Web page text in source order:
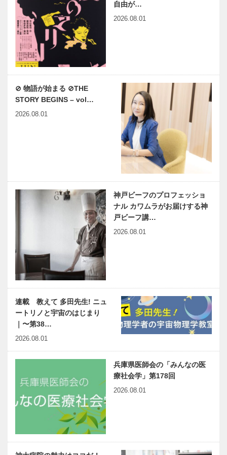
自由が…
2026.08.01
⊘ 物語が始まる ⊘THE
STORY BEGINS – vol…
2026.08.01
神戸ビーフのプロフェッショ
ナル カワムラがお届けする神
戸ビーフ講…
2026.08.01
連載 教えて 多田先生! ニュ
ートリノと宇宙のはじまり
｜〜第38…
2026.08.01
兵庫県医師会の「みんなの医
療社会学」第178回
2026.08.01